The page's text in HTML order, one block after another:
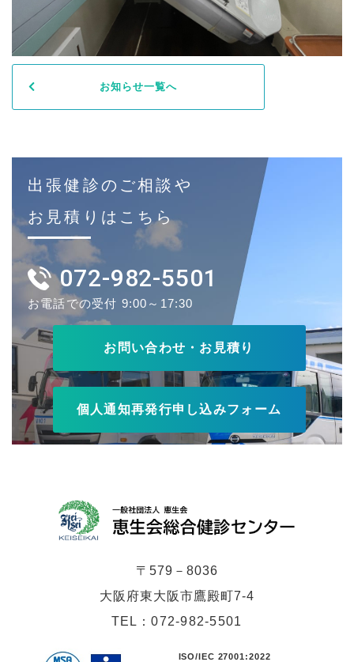
お知らせ一覧へ
出張健診のご相談や
お見積りはこちら
072-982-5501
お電話での受付 9:00～17:30
お問い合わせ・お見積り
個人通知再発行申し込みフォーム
〒579－8036
大阪府東大阪市鷹殿町7-4
TEL：072-982-5501
ISO/IEC 27001:2022